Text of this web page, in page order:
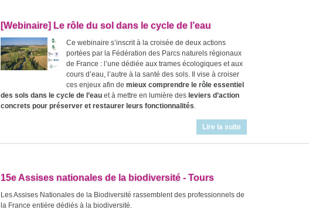
[Webinaire] Le rôle du sol dans le cycle de l’eau
Ce webinaire s’inscrit à la croisée de deux actions
portées par la Fédération des Parcs naturels régionaux
de France : l’une dédiée aux trames écologiques et aux
cours d’eau, l’autre à la santé des sols. Il vise à croiser
ces enjeux afin de mieux comprendre le rôle essentiel
des sols dans le cycle de l’eau et à mettre en lumière des leviers d’action
concrets pour préserver et restaurer leurs fonctionnalités.
Lire la suite
15e Assises nationales de la biodiversité - Tours
Les Assises Nationales de la Biodiversité rassemblent des professionnels de
la France entière dédiés à la biodiversité.